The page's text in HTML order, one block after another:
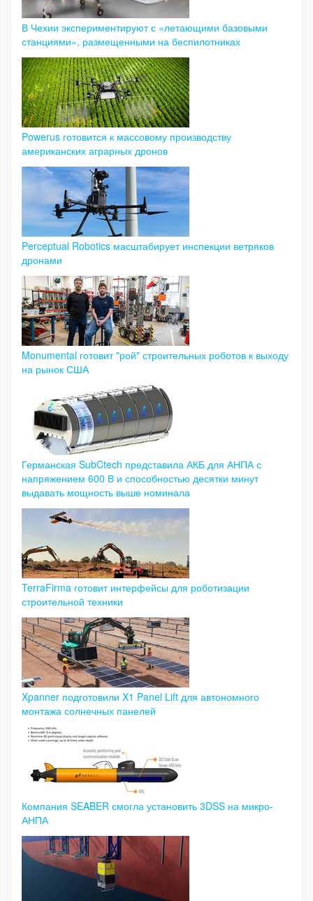
В Чехии экспериментируют с «летающими базовыми
станциями», размещенными на беспилотниках
Powerus готовится к массовому производству
американских аграрных дронов
Perceptual Robotics масштабирует инспекции ветряков
дронами
Monumental готовит "рой" строительных роботов к выходу
на рынок США
Германская SubCtech представила АКБ для АНПА с
напряжением 600 В и способностью десятки минут
выдавать мощность выше номинала
TerraFirma готовит интерфейсы для роботизации
строительной техники
Xpanner подготовили X1 Panel Lift для автономного
монтажа солнечных панелей
Компания SEABER смогла установить 3DSS на микро-
АНПА